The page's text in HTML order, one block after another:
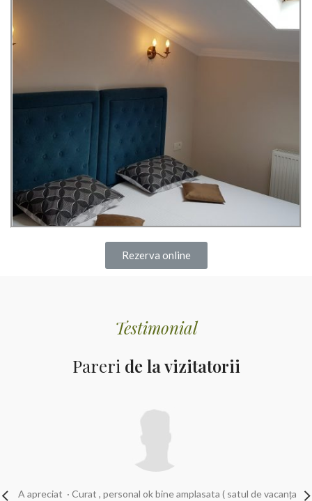
Rezerva online
Testimonial
Pareri de la vizitatorii
A apreciat · Curat , personal ok bine amplasata ( satul de vacanța